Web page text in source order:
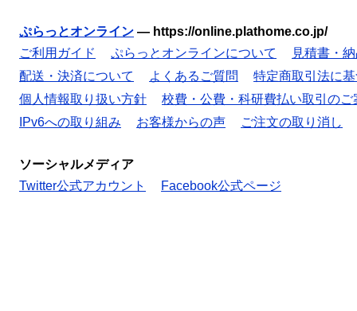
ぷらっとオンライン — https://online.plathome.co.jp/
ご利用ガイド
ぷらっとオンラインについて
見積書・
配送・決済について
よくあるご質問
特定商取引法に
個人情報取り扱い方針
校費・公費・科研費払い取引のご
IPv6への取り組み
お客様からの声 ご注文の取り消し
ソーシャルメディア
Twitter公式アカウント
Facebook公式ページ